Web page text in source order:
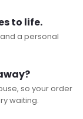
to life.
a personal
so your order
waiting.